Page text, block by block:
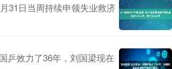
31日当周持续申领失业救济
乒效力了36年，刘国梁现在